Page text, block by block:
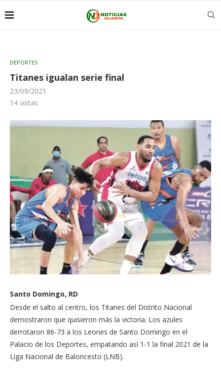
DEPORTES
Titanes igualan serie final
23/09/2021
14 vistas
Santo Domingo, RD
Desde el salto al centro, los Titanes del Distrito Nacional
demostraron que quisieron más la victoria. Los azules
derrotaron 86-73 a los Leones de Santo Domingo en el
Palacio de los Deportes, empatando así 1-1 la final 2021 de la
Liga Nacional de Baloncesto (LNB).